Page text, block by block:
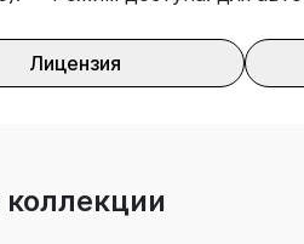
Лицензия